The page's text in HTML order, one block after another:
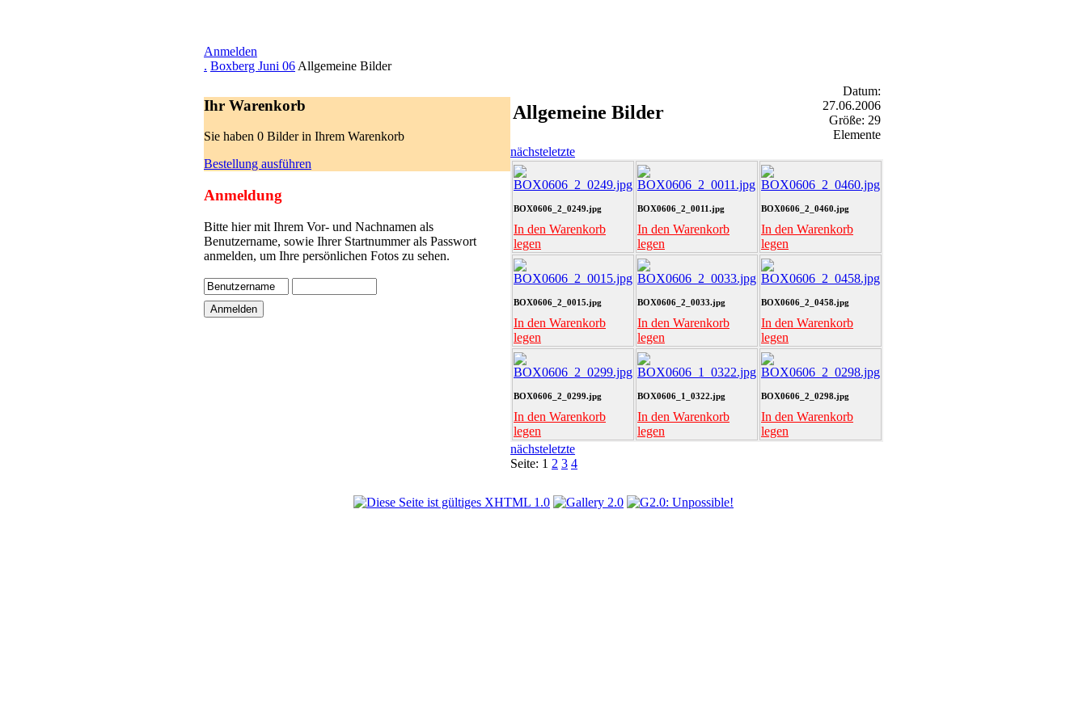
Anmelden
. Boxberg Juni 06 Allgemeine Bilder
Ihr Warenkorb
Sie haben 0 Bilder in Ihrem Warenkorb
Bestellung ausführen
Anmeldung
Bitte hier mit Ihrem Vor- und Nachnamen als
Benutzername, sowie Ihrer Startnummer als Passwort
anmelden, um Ihre persönlichen Fotos zu sehen.
Allgemeine Bilder
Datum:
27.06.2006
Größe: 29
Elemente
nächsteletzte
BOX0606_2_0249.jpg
In den Warenkorb
legen
BOX0606_2_0011.jpg
In den Warenkorb
legen
BOX0606_2_0460.jpg
In den Warenkorb
legen
BOX0606_2_0015.jpg
In den Warenkorb
legen
BOX0606_2_0033.jpg
In den Warenkorb
legen
BOX0606_2_0458.jpg
In den Warenkorb
legen
BOX0606_2_0299.jpg
In den Warenkorb
legen
BOX0606_1_0322.jpg
In den Warenkorb
legen
BOX0606_2_0298.jpg
In den Warenkorb
legen
nächsteletzte
Seite: 1 2 3 4